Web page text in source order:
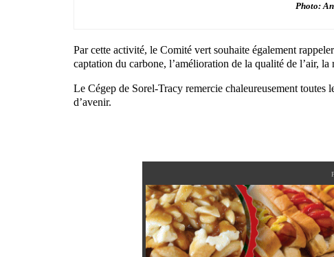
Photo:
Par cette activité, le Comité vert souhaite également
captation du carbone, l’amélioration de la qualité de l’air,
Le Cégep de Sorel-Tracy remercie chaleureusement
d’avenir.